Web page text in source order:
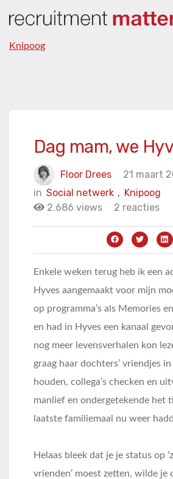
Knipoog
Dag mam, we
Floor Drees
21 maart
in
Knipoog
Social netwerk ,
2.686 views
2 reacties
Enkele weken terug heb ik een
Hyves aangemaakt voor mijn
op programma’s als Memories
en had in Hyves een kanaal
nog meer levensverhalen kon
graag haar dochters’ vriendjes
houden, collega’s checken en
manlief en ondergetekende het
laatste familiemaal nu weer
Helaas bleek dat je je status op
vrienden’ moest zetten, wilde je